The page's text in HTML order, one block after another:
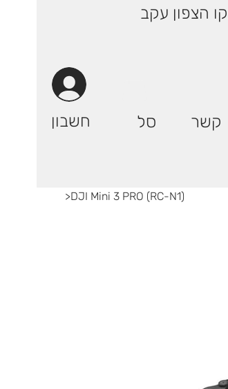
| ייתכנו עיכובים בקו הצפון עקב
חשבון סל קשר
>DJI Mini 3 PRO (RC-N1)